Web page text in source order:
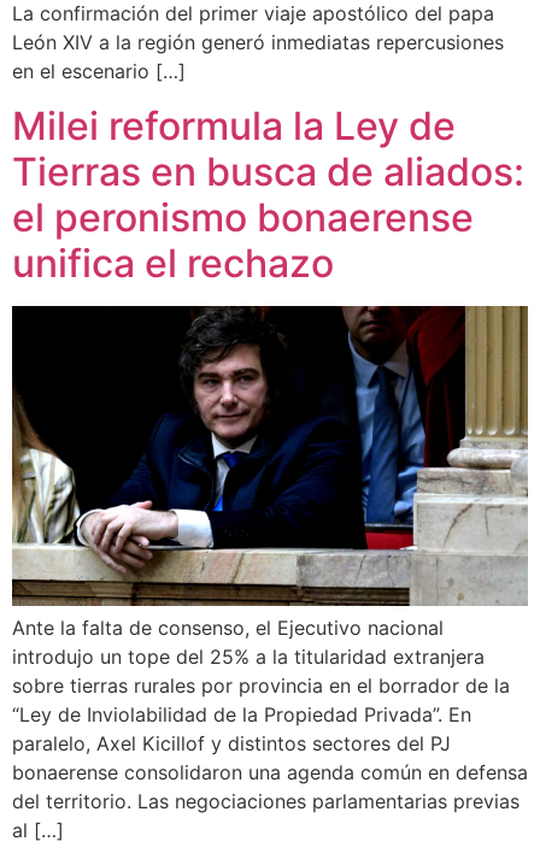
La confirmación del primer viaje apostólico del papa
León XIV a la región generó inmediatas repercusiones
en el escenario […]
Milei reformula la Ley de
Tierras en busca de aliados:
el peronismo bonaerense
unifica el rechazo
Ante la falta de consenso, el Ejecutivo nacional
introdujo un tope del 25% a la titularidad extranjera
sobre tierras rurales por provincia en el borrador de la
“Ley de Inviolabilidad de la Propiedad Privada”. En
paralelo, Axel Kicillof y distintos sectores del PJ
bonaerense consolidaron una agenda común en defensa
del territorio. Las negociaciones parlamentarias previas
al […]